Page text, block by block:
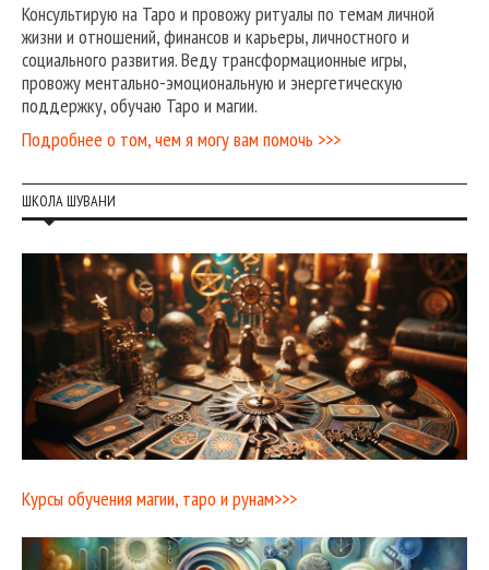
Консультирую на Таро и провожу ритуалы по темам личной
жизни и отношений, финансов и карьеры, личностного и
социального развития. Веду трансформационные игры,
провожу ментально-эмоциональную и энергетическую
поддержку, обучаю Таро и магии.
Подробнее о том, чем я могу вам помочь >>>
ШКОЛА ШУВАНИ
Курсы обучения магии, таро и рунам>>>